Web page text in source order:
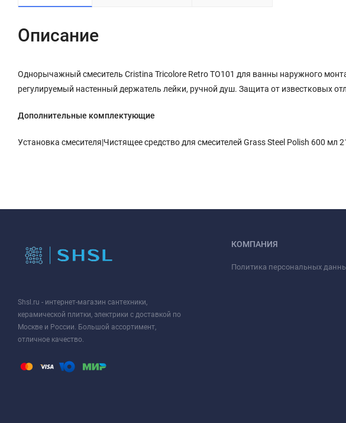
Описание
Однорычажный смеситель Cristina Tricolore Retro TO101 для ванны наружного
регулируемый настенный держатель лейки, ручной душ. Защита от известковых
Дополнительные комплектующие
Установка смесителя|Чистящее средство для смесителей Grass Steel Polish 600 мл
Shsl.ru - интернет-магазин сантехники,
керамической плитки, электрики с доставкой по
Москве и России. Большой ассортимент,
отличное качество.
КОМПАНИЯ
Политика персональных